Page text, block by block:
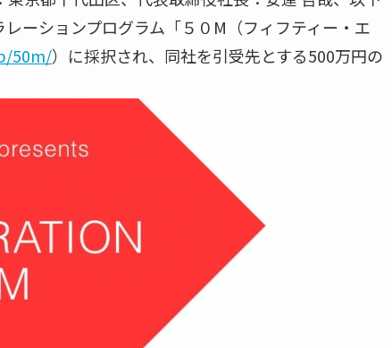
ーションプログラム「５０M（フィフティー・エ
50m/）に採択され、同社を引受先とする500万円の